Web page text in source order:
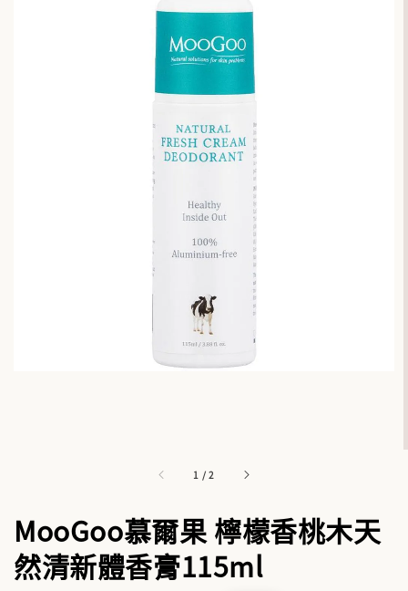
1 /2
MooGoo慕爾果 檸檬香桃木天
然清新體香膏115ml